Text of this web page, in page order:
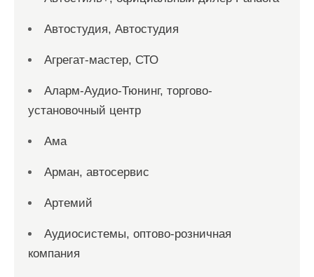
Автостудия, Автостудия
Агрегат-мастер, СТО
Аларм-Аудио-Тюнинг, торгово-
установочный центр
Ама
Арман, автосервис
Артемий
Аудиосистемы, оптово-розничная
компания